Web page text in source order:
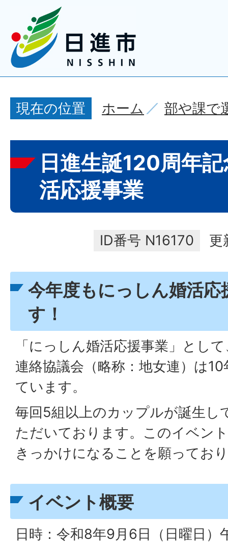
現在の位置 ホーム 部や課で
日進生誕120周年
活応援事業
ID番号 N16170 更
今年度もにっしん婚活応
す！
「にっしん婚活応援事業」とし
連絡協議会（略称：地女連）は
ています。
毎回5組以上のカップルが誕生し
ただいております。このイベン
きっかけになることを願ってお
イベント概要
日時：令和8年9月6日（日曜日）